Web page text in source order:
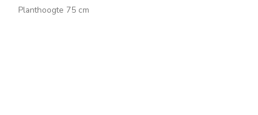
Planthoogte 75 cm